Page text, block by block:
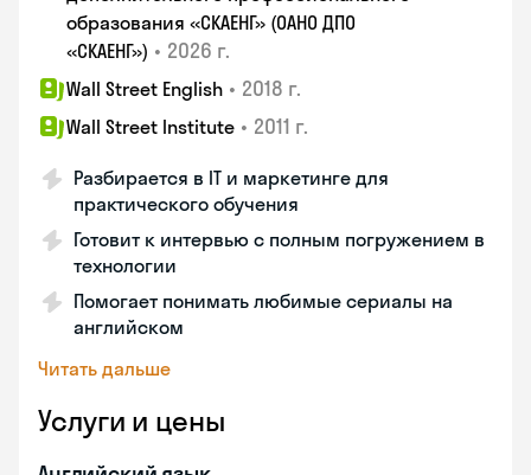
образования «СКАЕНГ» (ОАНО ДПО
«СКАЕНГ») • 2026 г.
Wall Street English • 2018 г.
Wall Street Institute • 2011 г.
Разбирается в IT и маркетинге для
практического обучения
Готовит к интервью с полным погружением в
технологии
Помогает понимать любимые сериалы на
английском
Читать дальше
Услуги и цены